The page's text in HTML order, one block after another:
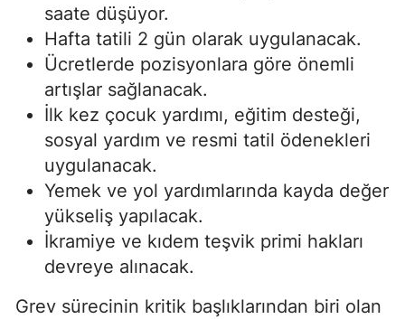
saate düşüyor.
Hafta tatili 2 gün olarak uygulanacak.
Ücretlerde pozisyonlara göre önemli
artışlar sağlanacak.
İlk kez çocuk yardımı, eğitim desteği,
sosyal yardım ve resmi tatil ödenekleri
uygulanacak.
Yemek ve yol yardımlarında kayda değer
yükseliş yapılacak.
İkramiye ve kıdem teşvik primi hakları
devreye alınacak.
Grev sürecinin kritik başlıklarından biri olan